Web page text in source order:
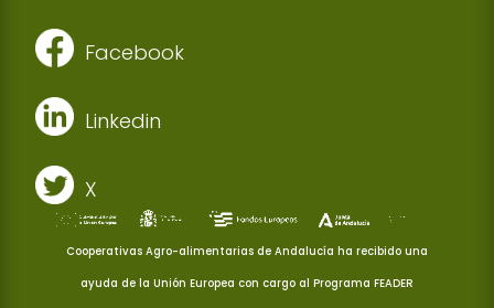
Facebook
Linkedin
X
Cooperativas Agro-alimentarias de Andalucía ha recibido una
ayuda de la Unión Europea con cargo al Programa FEADER